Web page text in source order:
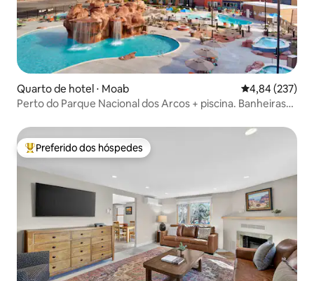
Quarto de hotel ⋅ Moab 4,84 de uma
4,84 (237)
Perto do Parque Nacional dos Arcos + piscina. Banheiras
Entre os melhores preferidos dos hóspedes
Preferido dos hóspedes